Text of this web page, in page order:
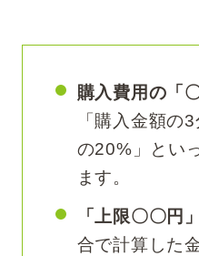
購入費用の「
「購入金額の
の20%」とい
ます。
「上限〇〇円
合で計算した